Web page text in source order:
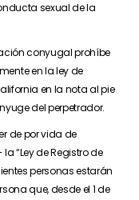
sexual de la
conyugal prohíbe
en la ley de
en la nota al pie
del perpetrador.
de por vida de
“Ley de Registro de
personas estarán
que, desde el 1 de